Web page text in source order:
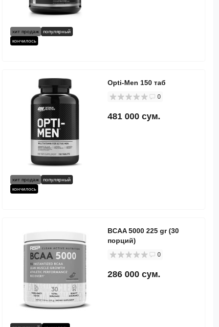
хит продаж
популярный
кончилось
хит продаж
популярный
кончилось
Opti-Men 150 таб
0
481 000 сум.
BCAA 5000 225 gr (30
порций)
0
286 000 сум.